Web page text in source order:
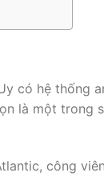
có hệ thống
là một trong
công